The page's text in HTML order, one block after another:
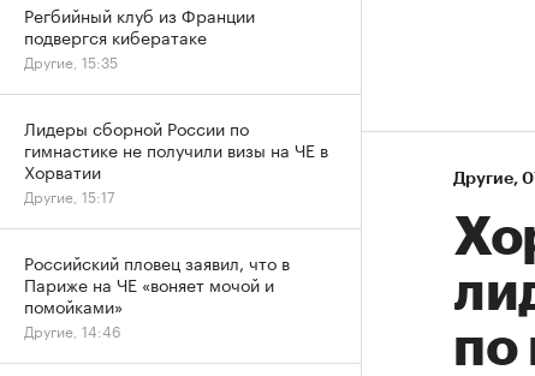
Другие⁠,
по
Регбийный клуб из Франции
подвергся кибератаке
Другие, 15:35
Лидеры сборной России по
гимнастике не получили визы на ЧЕ в
Хорватии
Другие, 15:17
Российский пловец заявил, что в
Париже на ЧЕ «воняет мочой и
помойками»
Другие, 14:46